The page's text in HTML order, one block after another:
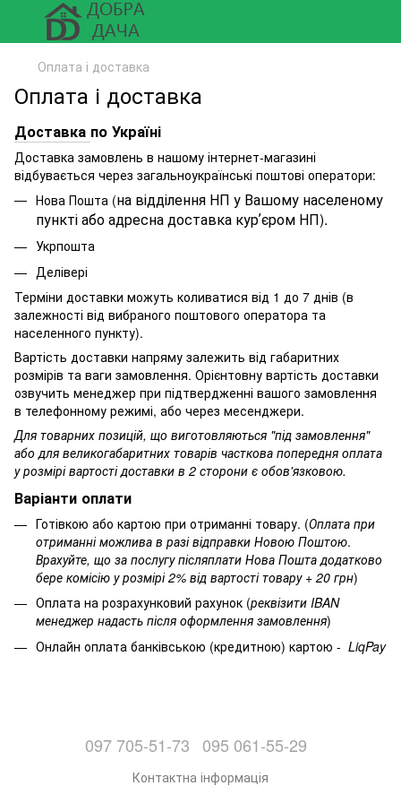
Оплата і доставка
Оплата і доставка
Доставка по Україні
Доставка замовлень в нашому інтернет-магазині
відбувається через загальноукраїнські поштові оператори:
Нова Пошта (на відділення НП у Вашому населеному
пункті або адресна доставка курʼєром НП).
Укрпошта
Делівері
Терміни доставки можуть коливатися від 1 до 7 днів (в
залежності від вибраного поштового оператора та
населенного пункту).
Вартість доставки напряму залежить від габаритних
розмірів та ваги замовлення. Орієнтовну вартість доставки
озвучить менеджер при підтвердженні вашого замовлення
в телефонному режимі, або через месенджери.
Для товарних позицій, що виготовляються "під замовлення"
або для великогабаритних товарів часткова попередня оплата
у розмірі вартості доставки в 2 сторони є обов'язковою.
Варіанти оплати
Готівкою або картою при отриманні товару. (Оплата при
отриманні можлива в разі відправки Новою Поштою.
Врахуйте, що за послугу післяплати Нова Пошта додатково
бере комісію у розмірі 2% від вартості товару + 20 грн)
Оплата на розрахунковий рахунок (реквізити IBAN
менеджер надасть після оформлення замовлення)
Онлайн оплата банківською (кредитною) картою - LiqPay
097 705-51-73 095 061-55-29
Контактна інформація